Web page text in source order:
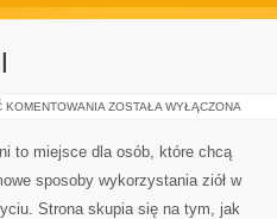
KOMENTOWANIA PRZEPISY
ZOSTAŁA WYŁĄCZONA
to miejsce dla osób, które chcą
sposoby wykorzystania ziół w
Strona skupia się na tym, jak